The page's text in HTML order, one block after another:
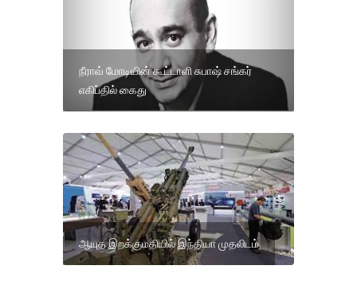
நீராவ் மோடியின் கூட்டாளி சுபாஷ் சங்கர்
எகிப்தில் கைது
ஆயுத இறக்குமதியில் இந்தியா முதலிடம்